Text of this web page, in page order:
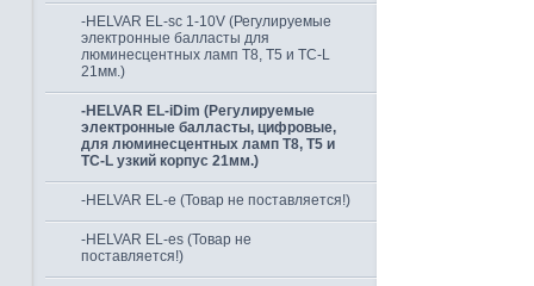
-HELVAR EL-sc 1-10V (Регулируемые
электронные балласты для
люминесцентных ламп Т8, Т5 и TC-L
21мм.)
-HELVAR EL-iDim (Регулируемые
электронные балласты, цифровые,
для люминесцентных ламп Т8, Т5 и
TC-L узкий корпус 21мм.)
-HELVAR EL-e (Товар не поставляется!)
-HELVAR EL-es (Товар не
поставляется!)